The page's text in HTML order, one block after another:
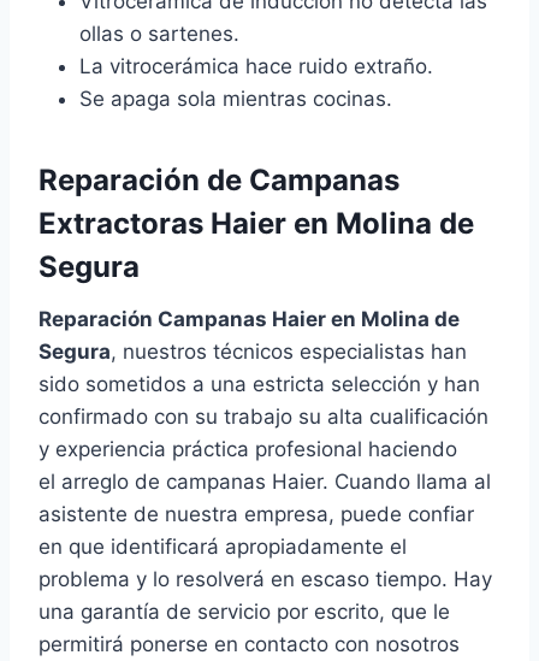
ollas o sartenes.
La vitrocerámica hace ruido extraño.
Se apaga sola mientras cocinas.
Reparación de Campanas
Extractoras Haier en Molina de
Segura
Reparación Campanas Haier en Molina de
Segura, nuestros técnicos especialistas han
sido sometidos a una estricta selección y han
confirmado con su trabajo su alta cualificación
y experiencia práctica profesional haciendo
el arreglo de campanas Haier. Cuando llama al
asistente de nuestra empresa, puede confiar
en que identificará apropiadamente el
problema y lo resolverá en escaso tiempo. Hay
una garantía de servicio por escrito, que le
permitirá ponerse en contacto con nosotros